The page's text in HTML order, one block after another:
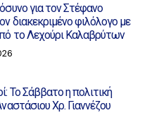
για τον Στέφανο
διακεκριμένο φιλόλογο με
το Λεχούρι Καλαβρύτων
Το Σάββατο η πολιτική
Χρ. Γιαννέζου